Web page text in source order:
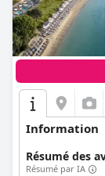
Information
Résumé des
Résumé par IA